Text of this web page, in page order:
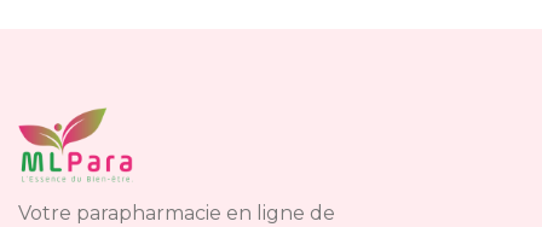
Votre parapharmacie en ligne de